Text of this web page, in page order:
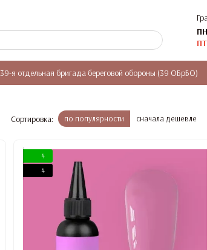
39-я отдельная бригада береговой обороны (39 ОБрБО)
Сортировка: по популярности сначала дешевле
4
4